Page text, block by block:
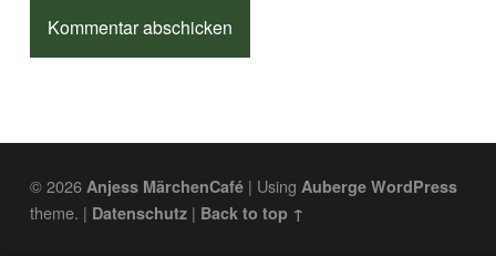
© 2026 Anjess MärchenCafé | Using Auberge WordPress
theme. | Datenschutz | Back to top ↑